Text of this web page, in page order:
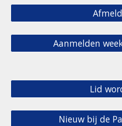
Aanmelden
Lid
Nieuw bij de